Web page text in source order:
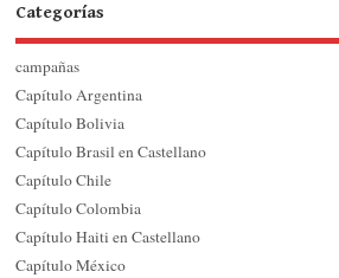
Categorías
campañas
Capítulo Argentina
Capítulo Bolivia
Capítulo Brasil en Castellano
Capítulo Chile
Capítulo Colombia
Capítulo Haiti en Castellano
Capítulo México